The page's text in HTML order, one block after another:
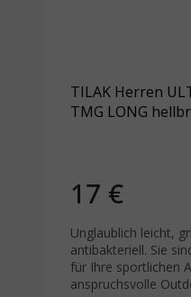
TILAK Herren
TMG LONG
17 €
Unglaublich leicht,
antibakteriell. Sie
für Ihre sportlichen
anspruchsvolle